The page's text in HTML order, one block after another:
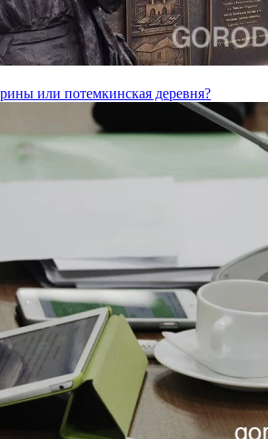
или потемкинская деревня?